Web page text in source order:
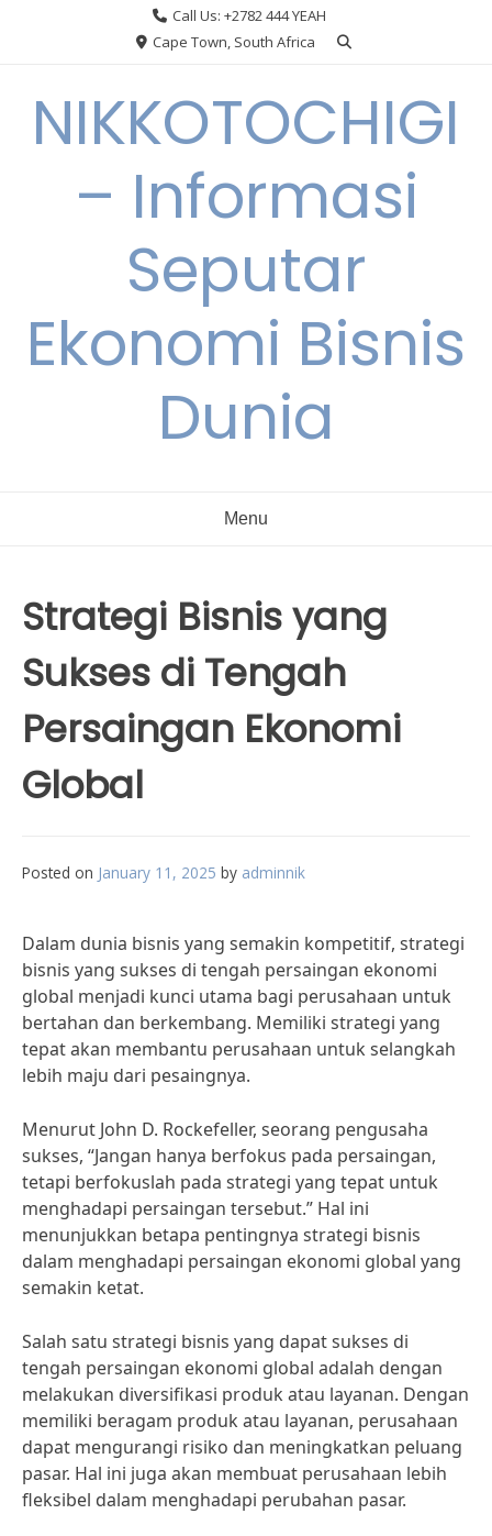
Call Us: +2782 444 YEAH
Cape Town, South Africa
NIKKOTOCHIGI
– Informasi
Seputar
Ekonomi Bisnis
Dunia
Menu
Strategi Bisnis yang
Sukses di Tengah
Persaingan Ekonomi
Global
Posted on January 11, 2025 by adminnik
Dalam dunia bisnis yang semakin kompetitif, strategi
bisnis yang sukses di tengah persaingan ekonomi
global menjadi kunci utama bagi perusahaan untuk
bertahan dan berkembang. Memiliki strategi yang
tepat akan membantu perusahaan untuk selangkah
lebih maju dari pesaingnya.
Menurut John D. Rockefeller, seorang pengusaha
sukses, “Jangan hanya berfokus pada persaingan,
tetapi berfokuslah pada strategi yang tepat untuk
menghadapi persaingan tersebut.” Hal ini
menunjukkan betapa pentingnya strategi bisnis
dalam menghadapi persaingan ekonomi global yang
semakin ketat.
Salah satu strategi bisnis yang dapat sukses di
tengah persaingan ekonomi global adalah dengan
melakukan diversifikasi produk atau layanan. Dengan
memiliki beragam produk atau layanan, perusahaan
dapat mengurangi risiko dan meningkatkan peluang
pasar. Hal ini juga akan membuat perusahaan lebih
fleksibel dalam menghadapi perubahan pasar.